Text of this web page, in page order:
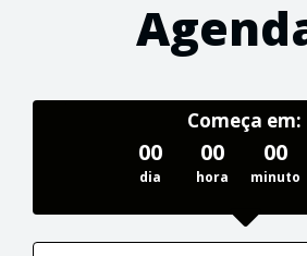
Começa em:
00
dia
00
hora
00
minuto